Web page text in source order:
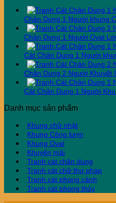
Chân Dung 1 Người khung
Chân Dung 1 Người Oval
Cát Chân Dung 1 Người
Chân Dung 2 Người Khuyết
Cát Chân Dung 1 Người
Danh mục sản phẩm
Khung chữ nhật
Khung Công lượn
Khung Oval
Khuyến mãi
Tranh cát chân dung
Tranh cát chữ thư pháp
Tranh cát phong cảnh
Tranh cát phong thủy